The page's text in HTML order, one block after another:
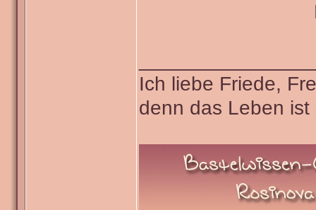
Ich liebe Friede,
denn das Leben